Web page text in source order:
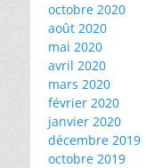
octobre 2020
août 2020
mai 2020
avril 2020
mars 2020
février 2020
janvier 2020
décembre 2019
octobre 2019